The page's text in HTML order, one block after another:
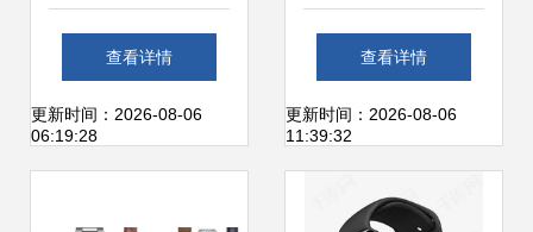
一代360 Sport智能
运动手表为何成为
查看详情
更新时间：2026-08-06
06:19:28
趋势与产品参考指
南
查看详情
更新时间：2026-08-06
11:39:32